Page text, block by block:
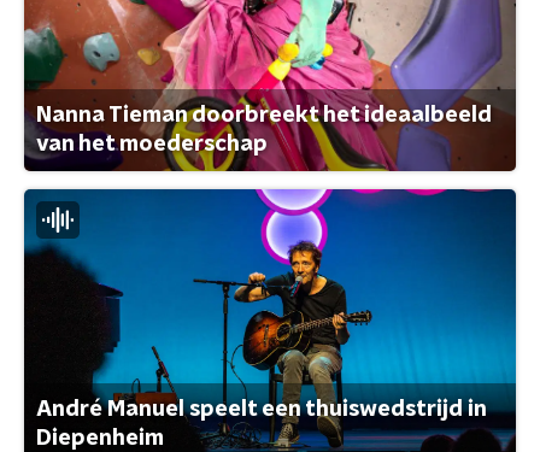
Nanna Tieman doorbreekt het ideaalbeeld
van het moederschap
André Manuel speelt een thuiswedstrijd in
Diepenheim